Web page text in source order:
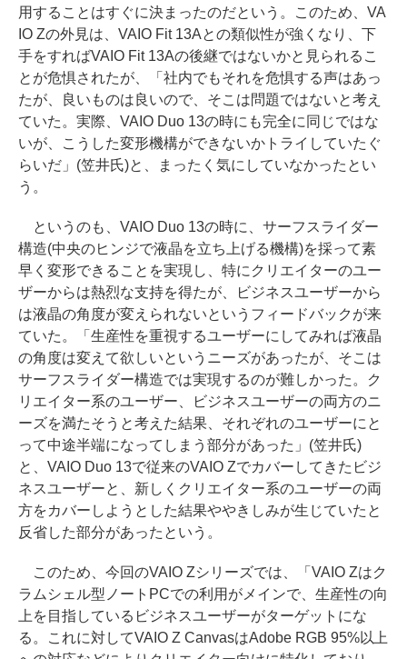
用することはすぐに決まったのだという。このため、VA
IO Zの外見は、VAIO Fit 13Aとの類似性が強くなり、下
手をすればVAIO Fit 13Aの後継ではないかと見られるこ
とが危惧されたが、「社内でもそれを危惧する声はあっ
たが、良いものは良いので、そこは問題ではないと考え
ていた。実際、VAIO Duo 13の時にも完全に同じではな
いが、こうした変形機構ができないかトライしていたぐ
らいだ」(笠井氏)と、まったく気にしていなかったとい
う。
というのも、VAIO Duo 13の時に、サーフスライダー
構造(中央のヒンジで液晶を立ち上げる機構)を採って素
早く変形できることを実現し、特にクリエイターのユー
ザーからは熱烈な支持を得たが、ビジネスユーザーから
は液晶の角度が変えられないというフィードバックが来
ていた。「生産性を重視するユーザーにしてみれば液晶
の角度は変えて欲しいというニーズがあったが、そこは
サーフスライダー構造では実現するのが難しかった。ク
リエイター系のユーザー、ビジネスユーザーの両方のニ
ーズを満たそうと考えた結果、それぞれのユーザーにと
って中途半端になってしまう部分があった」(笠井氏)
と、VAIO Duo 13で従来のVAIO Zでカバーしてきたビジ
ネスユーザーと、新しくクリエイター系のユーザーの両
方をカバーしようとした結果ややきしみが生じていたと
反省した部分があったという。
このため、今回のVAIO Zシリーズでは、「VAIO Zはク
ラムシェル型ノートPCでの利用がメインで、生産性の向
上を目指しているビジネスユーザーがターゲットにな
る。これに対してVAIO Z CanvasはAdobe RGB 95%以上